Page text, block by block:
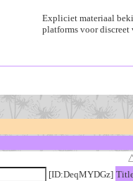
Expliciet materiaal
platforms voor discreet
[ID:DeqMYDGz]